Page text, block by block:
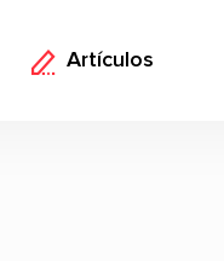
Artículos